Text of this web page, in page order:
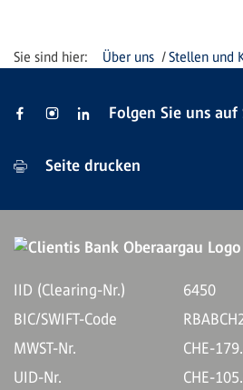
Über uns Stellen und
Folgen Sie uns
Seite drucken
IID (Clearing-Nr.)
6450
BIC/SWIFT-Code
MWST-Nr.
CHE-
UID-Nr.
CHE-